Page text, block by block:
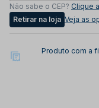
Não sabe o CEP? Clique
Retirar na loja Veja as
Produto com a